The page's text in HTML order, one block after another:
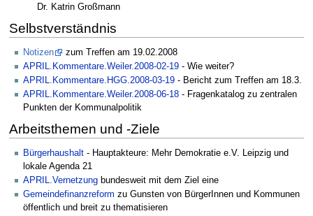
Dr. Katrin Großmann
Selbstverständnis
Notizen
zum Treffen am 19.02.2008
APRIL.Kommentare.Weiler.2008-02-19 - Wie weiter?
APRIL.Kommentare.HGG.2008-03-19 - Bericht zum Treffen am 18.3.
APRIL.Kommentare.Weiler.2008-06-18 - Fragenkatalog zu zentralen
Punkten der Kommunalpolitik
Arbeitsthemen und -Ziele
Bürgerhaushalt - Hauptakteure: Mehr Demokratie e.V. Leipzig und
lokale Agenda 21
APRIL.Vernetzung bundesweit mit dem Ziel eine
Gemeindefinanzreform zu Gunsten von BürgerInnen und Kommunen
öffentlich und breit zu thematisieren